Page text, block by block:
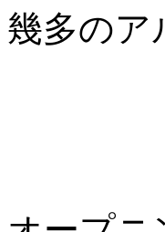
幾多のア